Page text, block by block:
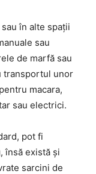
în alte spații
sau
de marfă sau
transportul unor
macara,
sau electrici.
pot fi
însă există și
sarcini de